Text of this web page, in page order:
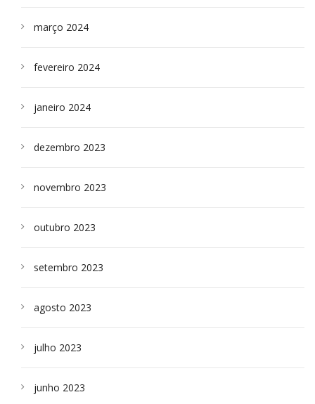
março 2024
fevereiro 2024
janeiro 2024
dezembro 2023
novembro 2023
outubro 2023
setembro 2023
agosto 2023
julho 2023
junho 2023